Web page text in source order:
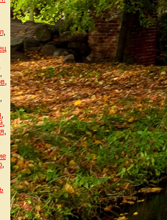
,
,